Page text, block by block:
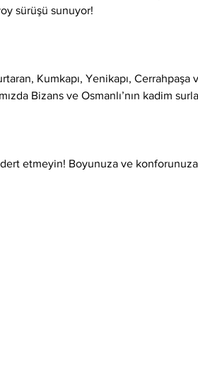
sürüşü sunuyor!
Kumkapı, Yenikapı, Cerrahpaşa
Bizans ve Osmanlı’nın kadim
etmeyin! Boyunuza ve